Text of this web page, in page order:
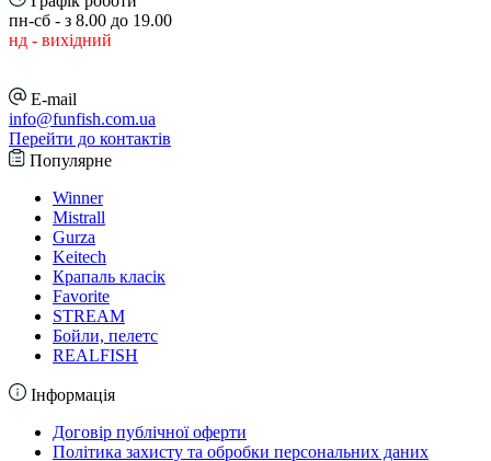
пн-сб - з 8.00 до 19.00
нд - вихідний
E-mail
info@funfish.com.ua
Перейти до контактів
Популярне
Winner
Mistrall
Gurza
Keitech
Крапаль класік
Favorite
STREAM
Бойли, пелетс
REALFISH
Інформація
Договір публічної оферти
Політика захисту та обробки персональних даних